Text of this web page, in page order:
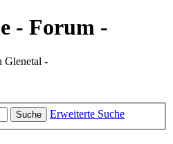
- Forum -
Glenetal -
Suche Erweiterte Suche